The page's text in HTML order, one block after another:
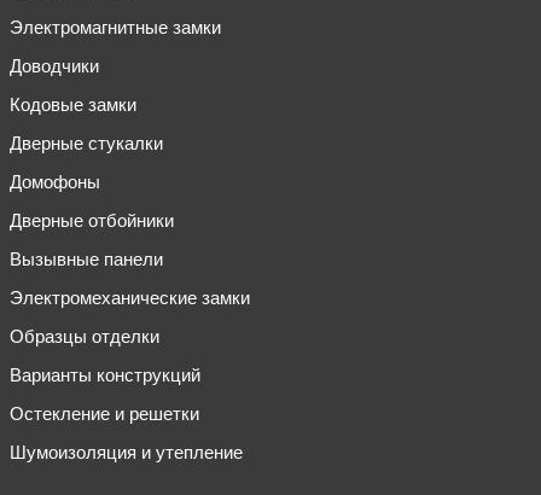
Электромагнитные замки
Доводчики
Кодовые замки
Дверные стукалки
Домофоны
Дверные отбойники
Вызывные панели
Электромеханические замки
Образцы отделки
Варианты конструкций
Остекление и решетки
Шумоизоляция и утепление